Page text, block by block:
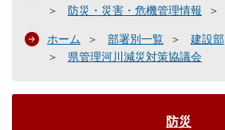
防災・災害・危機管理情報
ホーム 部署別一覧 建設部
県管理河川減災対策協議会
防災